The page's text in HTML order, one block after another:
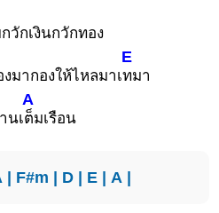
วักเงินกวักทอง
มากองให้ไหลมาเ
E
ทมา
นเ
A
ต็มเรือน
| F#m | D| E| A|